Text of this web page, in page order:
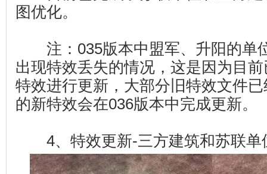
图优化。
注：035版本中盟军、升阳的单
出现特效丢失的情况，这是因为目
特效进行更新，大部分旧特效文件
的新特效会在036版本中完成更新。
4、特效更新-三方建筑和苏联单